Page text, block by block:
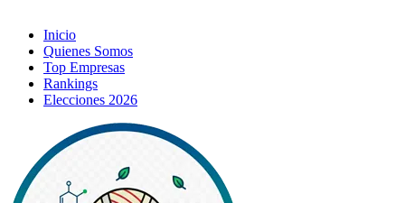
Inicio
Quienes Somos
Top Empresas
Rankings
Elecciones 2026